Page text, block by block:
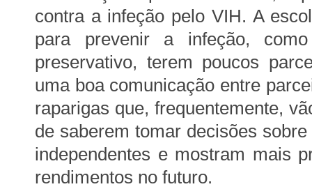
contra a infeção pelo VIH. A
para prevenir a infeção,
preservativo, terem poucos
uma boa comunicação entre
raparigas que, frequentemente,
de saberem tomar decisões
independentes e mostram mais
rendimentos no futuro.